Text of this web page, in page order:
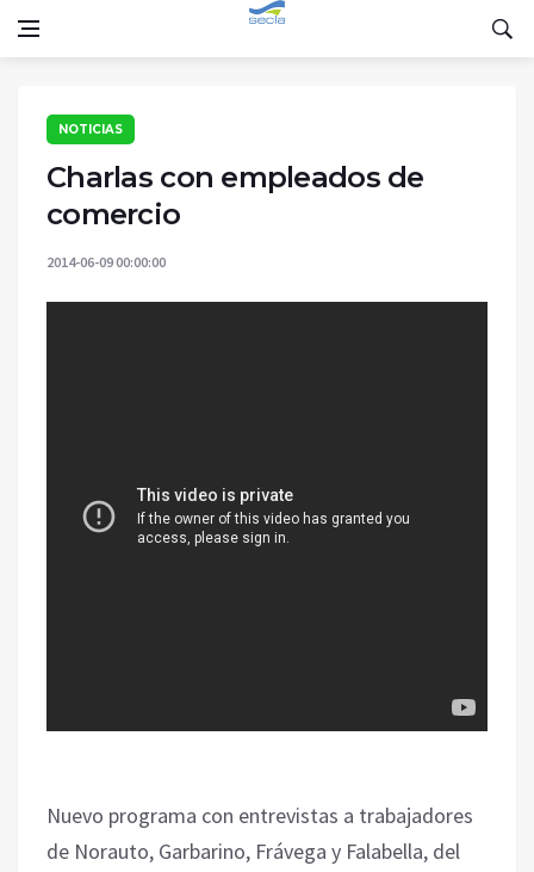
NOTICIAS
Charlas con empleados de
comercio
2014-06-09 00:00:00
Nuevo programa con entrevistas a trabajadores
de Norauto, Garbarino, Frávega y Falabella, del